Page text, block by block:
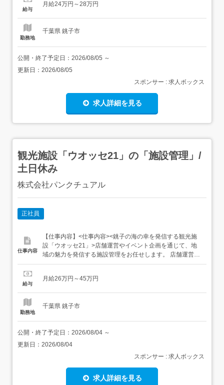
消化促進、週休2日、年間休日110日...
給与
月給24万円～28万円
勤務地
千葉県 銚子市
公開・終了予定日： 2026/08/05 ～
更新日： 2026/08/05
スポンサー : 求人ボックス
求人詳細を見る
観光施設「ウオッセ21」の「施設管理」/
土日休み
株式会社パンクチュアル
正社員
仕事内容
【仕事内容】<仕事内容><銚子の海の幸を発信する観光施
設「ウオッセ21」>店舗運営やイベント企画を通じて、地
域の魅力を発信する施設管理をお任せします。 店舗運営・
接客施設内店舗の運営や観光客へのご案内、売上管理の補
出す催事の企画から運営サポートまでを行います。 環境整
給与
月給26万円～45万円
勤務地
千葉県 銚子市
公開・終了予定日： 2026/08/04 ～
更新日： 2026/08/04
スポンサー : 求人ボックス
求人詳細を見る